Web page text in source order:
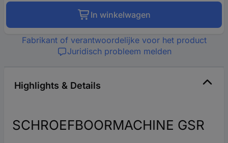
In winkelwagen
Fabrikant of verantwoordelijke voor het product
Juridisch probleem melden
Highlights & Details
SCHROEFBOORMACHINE GSR